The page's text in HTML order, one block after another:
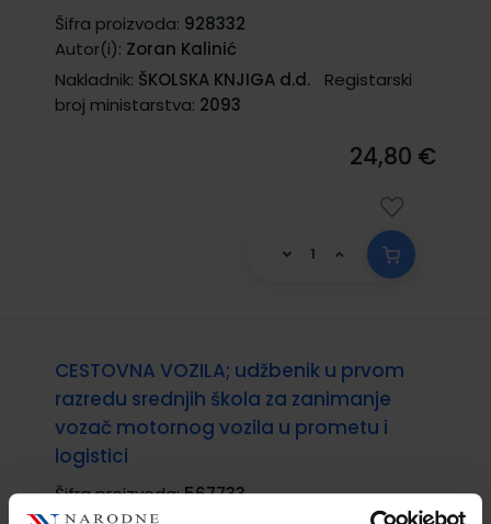
Šifra proizvoda: 928332
Autor(i): Zoran Kalinić
Nakladnik: ŠKOLSKA KNJIGA d.d.
Registarski
broj ministarstva: 2093
24,80 €
CESTOVNA VOZILA; udžbenik u prvom
razredu srednjih škola za zanimanje
vozač motornog vozila u prometu i
logistici
Šifra proizvoda:567733
Autor(i):Jozo Jelinić